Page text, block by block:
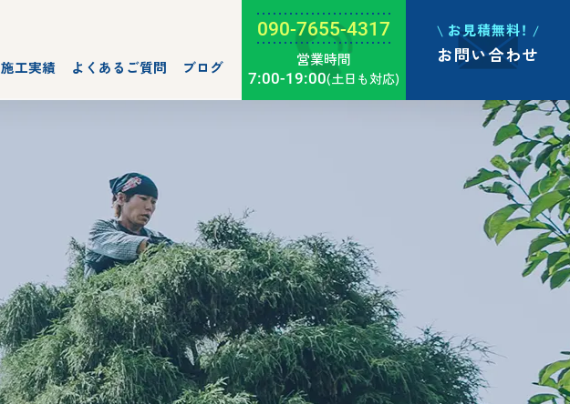
施工実績 よくあるご質問 ブログ
090-7655-4317
営業時間
7:00-19:00(土日も対応)
お見積無料！
お問い合わせ